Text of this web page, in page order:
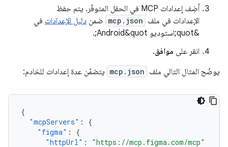
أضِف إعدادات MCP في الحقل المتوفّر. يتم حفظ
الإعدادات في ملف mcp.json ضمن دليل الإعدادات في
&quot;استوديو Android&quot;.
انقر على موافق.
يوضّح المثال التالي ملف mcp.json يتضمّن عدة إعدادات للخادم:
{
"mcpServers" :
{
"figma" :
{
"httpUrl" :
"https://mcp.figma.com/mcp"